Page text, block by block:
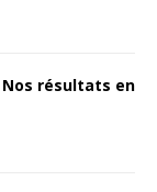
Nos résultats en